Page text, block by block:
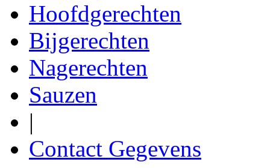
Hoofdgerechten
Bijgerechten
Nagerechten
Sauzen
|
Contact Gegevens